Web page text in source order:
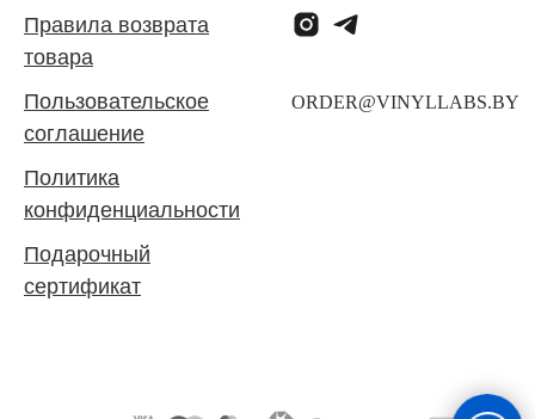
Правила возврата
товара
Пользовательское
соглашение
Политика
конфиденциальности
Подарочный
сертификат